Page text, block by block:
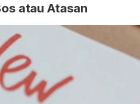
atau Atasan